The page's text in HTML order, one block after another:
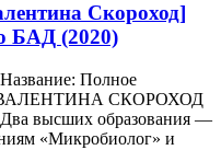
Скороход]
БАД (2020)
Полное
ВАЛЕНТИНА СКОРОХОД
высших образования —
«Микробиолог» и